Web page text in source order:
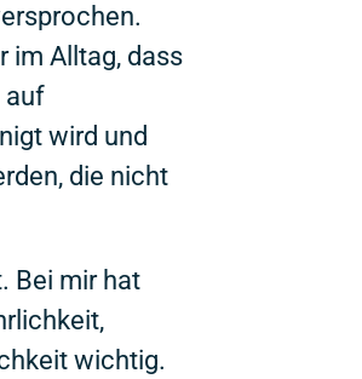
im Alltag, dass
auf
wird und
die nicht
Bei mir hat
wichtig.